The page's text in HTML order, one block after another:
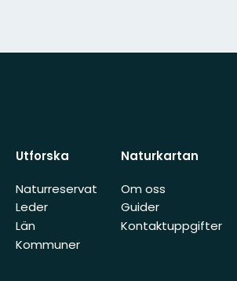
Utforska
Naturreservat
Leder
Län
Kommuner
Naturkartan
Om oss
Guider
Kontaktuppgifter